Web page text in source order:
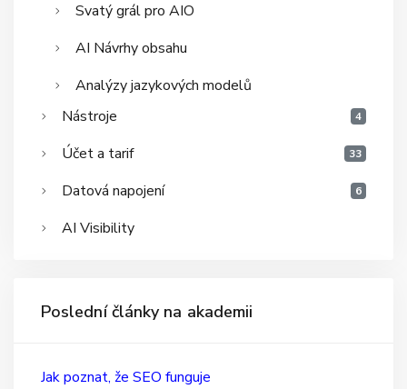
Svatý grál pro AIO
AI Návrhy obsahu
Analýzy jazykových modelů
Nástroje
4
Účet a tarif 33
Datová napojení 6
AI Visibility
Poslední články na akademii
Jak poznat, že SEO funguje